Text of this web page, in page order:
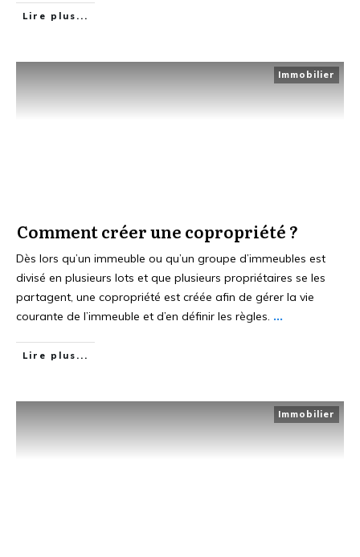
Lire plus...
Immobilier
Comment créer une copropriété ?
Dès lors qu’un immeuble ou qu’un groupe d’immeubles est
divisé en plusieurs lots et que plusieurs propriétaires se les
partagent, une copropriété est créée afin de gérer la vie
courante de l’immeuble et d’en définir les règles. ...
Lire plus...
Immobilier